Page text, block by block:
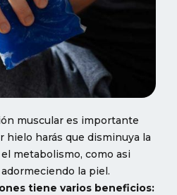
muscular es importante
hielo harás que disminuya la
metabolismo, como asi
la piel.
tiene varios beneficios: